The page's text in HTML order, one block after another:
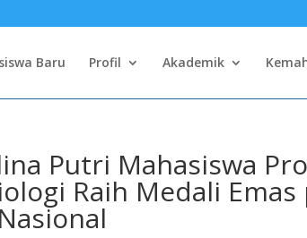
Baru Profil Akademik
Putri Mahasiswa
Raih Medali